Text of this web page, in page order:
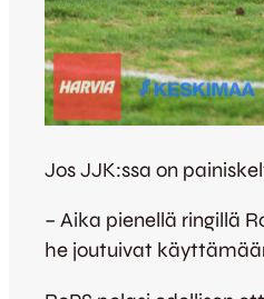
Jos JJK:ssa on
– Aika pienellä ringillä
he joutuivat